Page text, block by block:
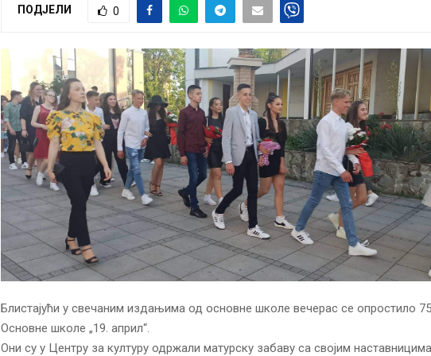
ПОДЈЕЛИ 0
Блистајући у свечаним издањима од основне школе вечерас се опростило
Основне школе „19. април“.
Они су у Центру за културу одржали матурску забаву са својим